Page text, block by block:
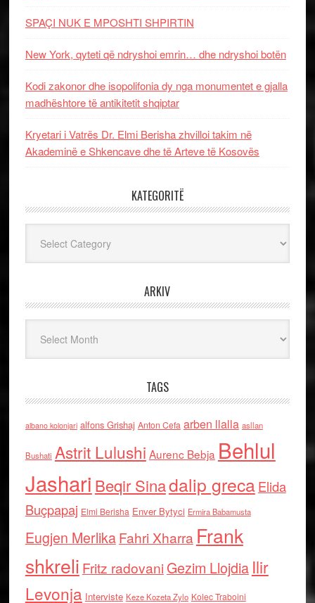
SPAÇI NUK E MPOSHTI SHPIRTIN
New York, qyteti që ndryshoi emrin… dhe ndryshoi botën
Kodi zakonor dhe isopolifonia dy nga monumentet e gjalla
madhështore të antikitetit shqiptar
Kryetari i Vatrës Dr. Elmi Berisha zhvilloi takim në
Akademinë e Shkencave dhe të Arteve të Kosovës
KATEGORITË
ARKIV
TAGS
albano kolonjari alfons Grishaj Anton Cefa arben llalla asllan
Bushati Astrit Lulushi Aurenc Bebja Behlul
Jashari Beqir Sinadalip grecaElida
Buçpapaj Elmi Berisha Enver Bytyci Ermira Babamusta
Eugjen MerlikaFahri Xharra Frank
shkreli Fritz radovaniGezim Llojdia Ilir
Levonja Interviste Keze Kozeta Zylo Kolec Traboini